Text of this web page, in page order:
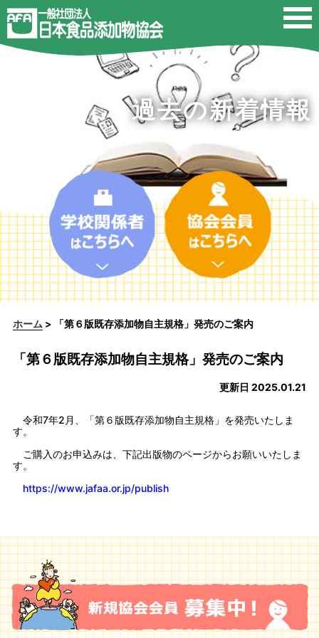
過去の新着情報
ホーム > 「第６版既存添加物自主規格」発売のご案内
「第６版既存添加物自主規格」発売のご案内
更新日 2025.01.21
令和7年2月、「第６版既存添加物自主規格」を発売いたしま
す。
ご購入のお申込みは、下記出版物のページからお願いいたしま
す。
https://www.jafaa.or.jp/publish